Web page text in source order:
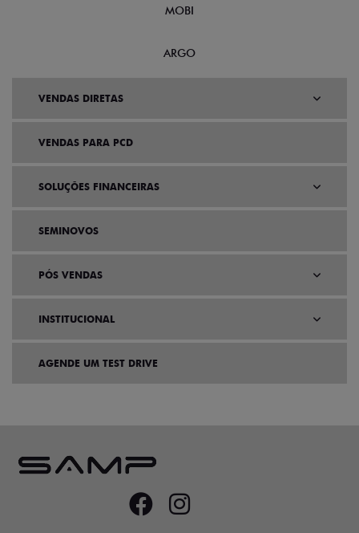
MOBI
ARGO
VENDAS DIRETAS
VENDAS PARA PCD
SOLUÇÕES FINANCEIRAS
SEMINOVOS
PÓS VENDAS
INSTITUCIONAL
AGENDE UM TEST DRIVE